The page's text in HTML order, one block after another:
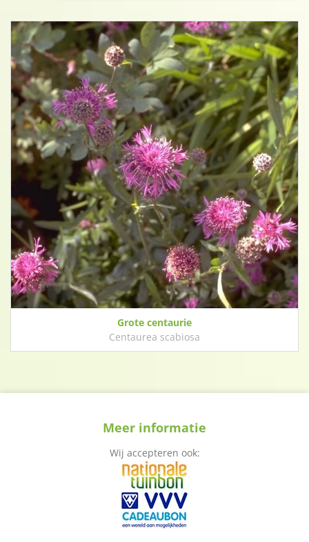
Grote centaurie
Centaurea scabiosa
Meer informatie
Wij accepteren ook: